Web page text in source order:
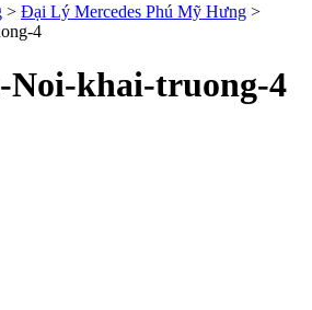
> Đại Lý Mercedes Phú Mỹ Hưng >
4
Noi-khai-truong-4